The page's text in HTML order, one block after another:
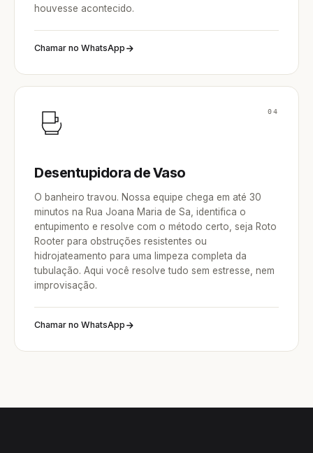
houvesse acontecido.
Chamar no WhatsApp
04
Desentupidora de Vaso
O banheiro travou. Nossa equipe chega em até 30
minutos na Rua Joana Maria de Sa, identifica o
entupimento e resolve com o método certo, seja Roto
Rooter para obstruções resistentes ou
hidrojateamento para uma limpeza completa da
tubulação. Aqui você resolve tudo sem estresse, nem
improvisação.
Chamar no WhatsApp